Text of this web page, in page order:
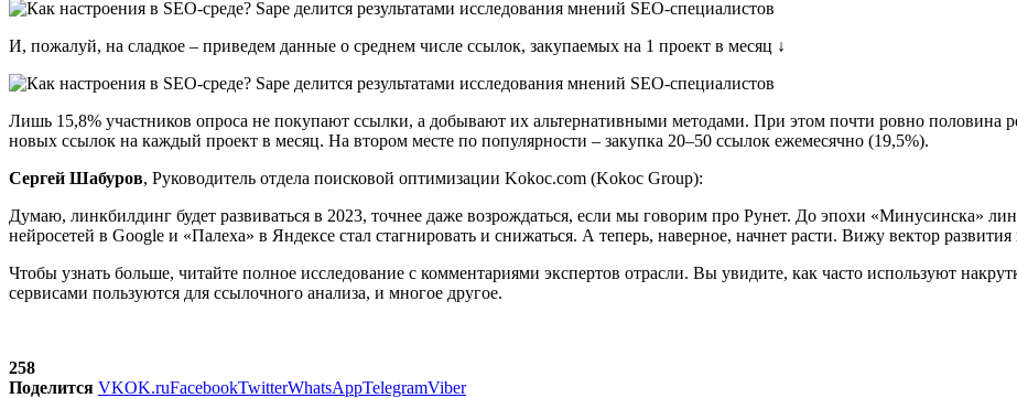
И, пожалуй, на сладкое – приведем данные о среднем числе ссылок, закупаемых на 1 проект в месяц ↓
Лишь 15,8% участников опроса не покупают ссылки, а добывают их альтернативными методами. При этом почти ровно половина
новых ссылок на каждый проект в месяц. На втором месте по популярности – закупка 20–50 ссылок ежемесячно (19,5%).
Сергей Шабуров, Руководитель отдела поисковой оптимизации Kokoc.com (Kokoc Group):
Думаю, линкбилдинг будет развиваться в 2023, точнее даже возрождаться, если мы говорим про Рунет. До эпохи «Минусинска»
нейросетей в Google и «Палеха» в Яндексе стал стагнировать и снижаться. А теперь, наверное, начнет расти. Вижу вектор
Чтобы узнать больше, читайте полное исследование с комментариями экспертов отрасли. Вы увидите, как часто используют
сервисами пользуются для ссылочного анализа, и многое другое.
258
Поделится VKOK.ruFacebookTwitterWhatsAppTelegramViber